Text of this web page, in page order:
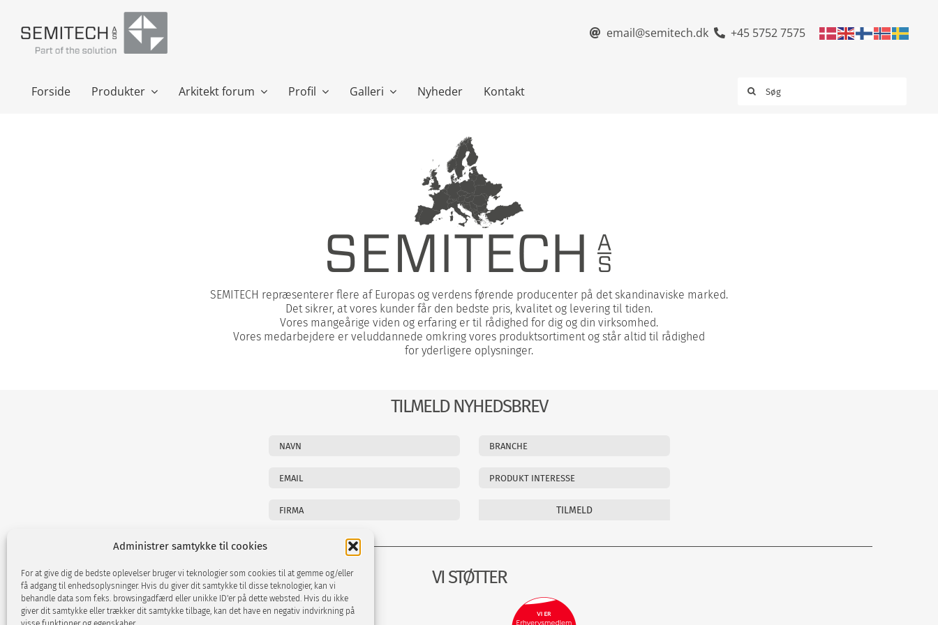
Administrer samtykke til cookies
For at give dig de bedste oplevelser bruger vi teknologier som cookies til at gemme og/eller
få adgang til enhedsoplysninger. Hvis du giver dit samtykke til disse teknologier, kan vi
behandle data som f.eks. browsingadfærd eller unikke ID'er på dette websted. Hvis du ikke
giver dit samtykke eller trækker dit samtykke tilbage, kan det have en negativ indvirkning på
content
email@semitech.dk +45 5752 7575
Forside Produkter Arkitekt forum Profil Galleri Nyheder Kontakt
efter:
SEMITECH repræsenterer flere af Europas og verdens førende producenter på det skandinaviske marked.
Det sikrer, at vores kunder får den bedste pris, kvalitet og levering til tiden.
Vores mangeårige viden og erfaring er til rådighed for dig og din virksomhed.
Vores medarbejdere er veluddannede omkring vores produktsortiment og står altid til rådighed
for yderligere oplysninger.
TILMELD NYHEDSBREV
VI STØTTER